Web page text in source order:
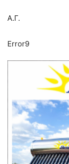
А.Г.
Error9